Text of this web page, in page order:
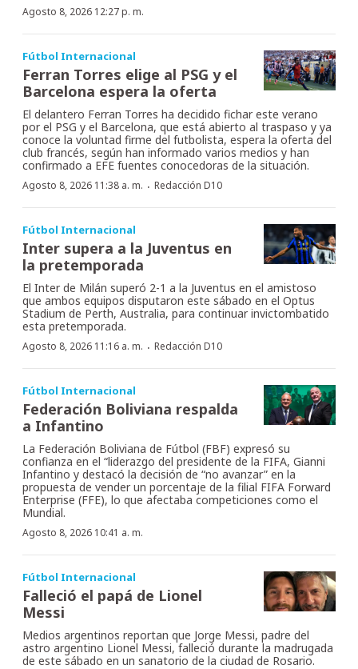
Agosto 8, 2026 12:27 p. m.
Fútbol Internacional
Ferran Torres elige al PSG y el
Barcelona espera la oferta
El delantero Ferran Torres ha decidido fichar este verano
por el PSG y el Barcelona, que está abierto al traspaso y ya
conoce la voluntad firme del futbolista, espera la oferta del
club francés, según han informado varios medios y han
confirmado a EFE fuentes conocedoras de la situación.
Agosto 8, 2026 11:38 a. m. · Redacción D10
Fútbol Internacional
Inter supera a la Juventus en
la pretemporada
El Inter de Milán superó 2-1 a la Juventus en el amistoso
que ambos equipos disputaron este sábado en el Optus
Stadium de Perth, Australia, para continuar invictombatido
esta pretemporada.
Agosto 8, 2026 11:16 a. m. · Redacción D10
Fútbol Internacional
Federación Boliviana respalda
a Infantino
La Federación Boliviana de Fútbol (FBF) expresó su
confianza en el “liderazgo del presidente de la FIFA, Gianni
Infantino y destacó la decisión de “no avanzar” en la
propuesta de vender un porcentaje de la filial FIFA Forward
Enterprise (FFE), lo que afectaba competiciones como el
Mundial.
Agosto 8, 2026 10:41 a. m.
Fútbol Internacional
Falleció el papá de Lionel
Messi
Medios argentinos reportan que Jorge Messi, padre del
astro argentino Lionel Messi, falleció durante la madrugada
de este sábado en un sanatorio de la ciudad de Rosario.